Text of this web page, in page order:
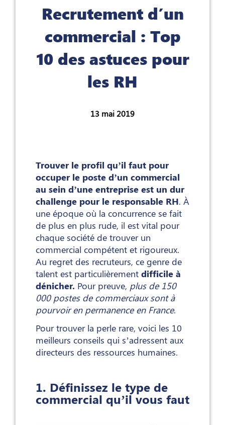
Recrutement d’un
commercial : Top
10 des astuces pour
les RH
13 mai 2019
Trouver le profil qu’il faut pour
occuper le poste d’un commercial
au sein d’une entreprise est un dur
challenge pour le responsable RH. À
une époque où la concurrence se fait
de plus en plus rude, il est vital pour
chaque société de trouver un
commercial compétent et rigoureux.
Au regret des recruteurs, ce genre de
talent est particulièrement difficile à
dénicher. Pour preuve, plus de 150
000 postes de commerciaux sont à
pourvoir en permanence en France.
Pour trouver la perle rare, voici les 10
meilleurs conseils qui s’adressent aux
directeurs des ressources humaines.
1. Définissez le type de
commercial qu’il vous faut